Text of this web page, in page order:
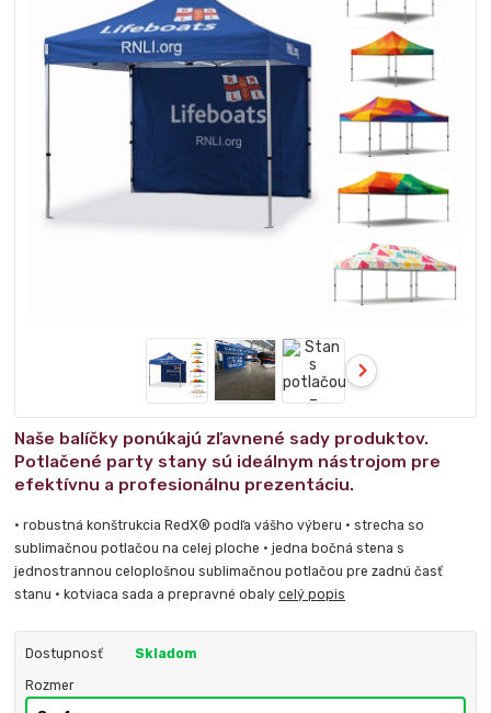
Naše balíčky ponúkajú zľavnené sady produktov.
Potlačené party stany sú ideálnym nástrojom pre
efektívnu a profesionálnu prezentáciu.
• robustná konštrukcia RedX® podľa vášho výberu • strecha so
sublimačnou potlačou na celej ploche • jedna bočná stena s
jednostrannou celoplošnou sublimačnou potlačou pre zadnú časť
stanu • kotviaca sada a prepravné obalycelý popis
Dostupnosť Skladom
Rozmer